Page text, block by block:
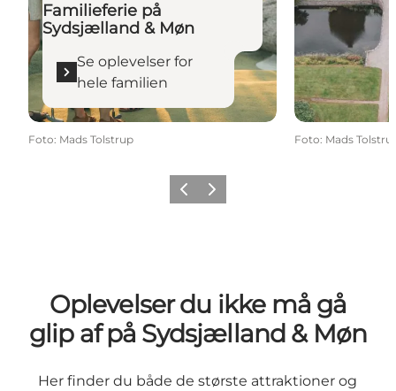
Familieferie på
Sydsjælland & Møn
Se oplevelser for
hele familien
Foto: Mads Tolstrup Foto: Mads
ForrigeNæste
Oplevelser du ikke må gå
glip af på Sydsjælland & Møn
Her finder du både de største attraktioner og